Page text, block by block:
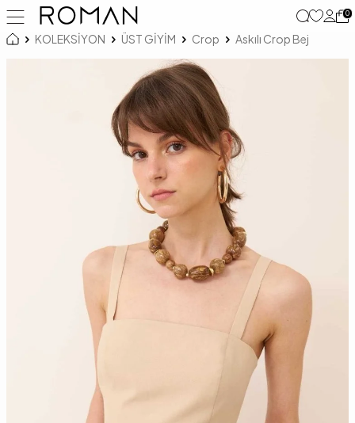
0
KOLEKSİYON ÜST GİYİM Crop Askılı Crop Bej